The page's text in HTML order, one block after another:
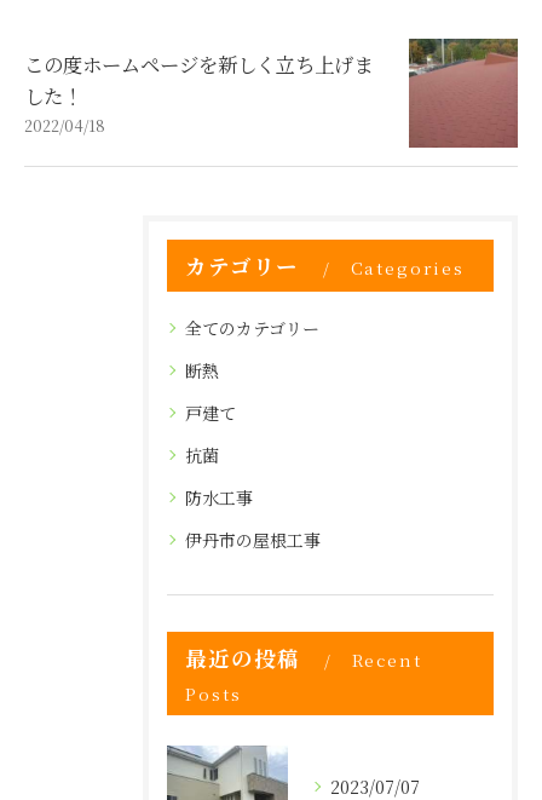
この度ホームページを新しく立ち上げま
した！
2022/04/18
カテゴリー Categories
全てのカテゴリー
断熱
戸建て
抗菌
防水工事
伊丹市の屋根工事
最近の投稿
Recent
Posts
2023/07/07